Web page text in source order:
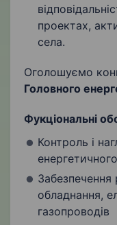
проектах,
села.
Оголошуємо
Головного
Фукціональні
Контроль і
Забезпечення
обладнання,
газопроводів